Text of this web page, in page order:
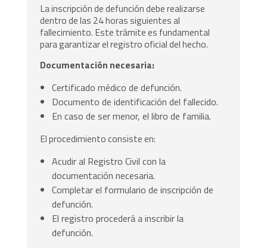
La inscripción de defunción debe realizarse
dentro de las 24 horas siguientes al
fallecimiento. Este trámite es fundamental
para garantizar el registro oficial del hecho.
Documentación necesaria:
Certificado médico de defunción.
Documento de identificación del fallecido.
En caso de ser menor, el libro de familia.
El procedimiento consiste en:
Acudir al Registro Civil con la
documentación necesaria.
Completar el formulario de inscripción de
defunción.
El registro procederá a inscribir la
defunción.